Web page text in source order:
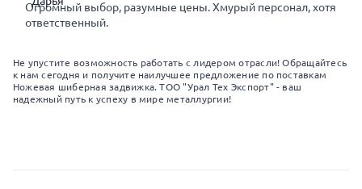
Огромный выбор, разумные цены. Хмурый персонал, хотя
ответственный.
Не упустите возможность работать с лидером отрасли! Обращайтесь
к нам сегодня и получите наилучшее предложение по поставкам
Ножевая шиберная задвижка. ТОО "Урал Тех Экспорт" - ваш
надежный путь к успеху в мире металлургии!